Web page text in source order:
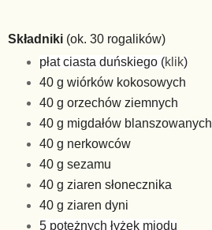
Składniki (ok. 30 rogalików)
płat ciasta duńskiego (klik)
40 g wiórków kokosowych
40 g orzechów ziemnych
40 g migdałów blanszowanych
40 g nerkowców
40 g sezamu
40 g ziaren słonecznika
40 g ziaren dyni
5 potężnych łyżek miodu